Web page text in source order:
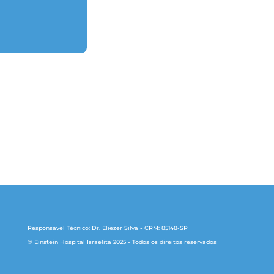
Responsável Técnico: Dr. Eliezer Silva - CRM: 85148-SP
© Einstein Hospital Israelita 2025 - Todos os direitos reservados